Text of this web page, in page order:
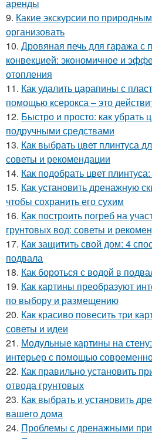
аренды
9. Какие экскурсии по
организовать
10. Дровяная печь для гаража с
конвекцией: экономичное и
отопления
11. Как удалить царапины с
помощью ксерокса – это
12. Быстро и просто: как убрать
подручными средствами
13. Как выбрать цвет плинтуса
советы и рекомендации
14. Как подобрать цвет
15. Как установить дренажную
чтобы сохранить его сухим
16. Как построить погреб на
грунтовых вод: советы и
17. Как защитить свой дом: 4
подвала
18. Как бороться с водой в
19. Как картины преобразуют
по выбору и размещению
20. Как красиво повесить три
советы и идеи
21. Модульные картины на
интерьер с помощью
22. Как правильно установить
отвода грунтовых
23. Как выбрать и установить
вашего дома
24. Проблемы с дренажными